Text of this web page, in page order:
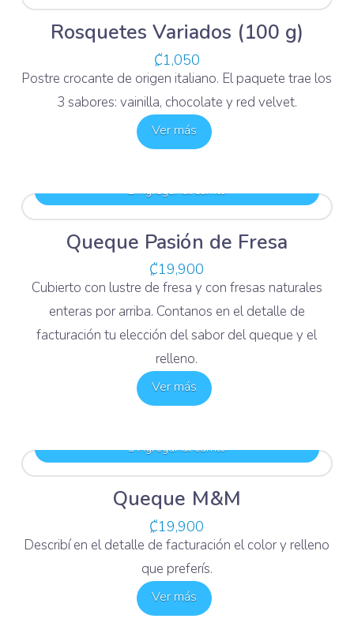
Rosquetes Variados (100 g)
₡1,050
Postre crocante de origen italiano. El paquete trae los
3 sabores: vainilla, chocolate y red velvet.
Ver más
Queque Pasión de Fresa
₡19,900
Cubierto con lustre de fresa y con fresas naturales
enteras por arriba. Contanos en el detalle de
facturación tu elección del sabor del queque y el
relleno.
Agregar al carrito
Ver más
Queque M&M
₡19,900
Describí en el detalle de facturación el color y relleno
que preferís.
Agregar al carrito
Ver más